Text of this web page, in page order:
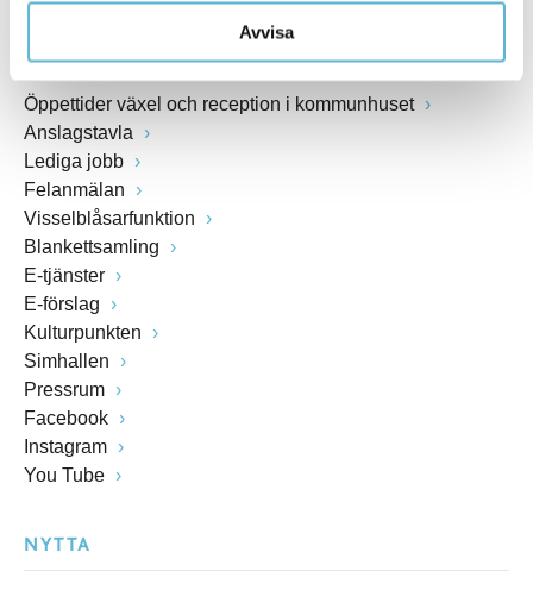
Avvisa
Öppettider växel och reception i kommunhuset
Anslagstavla
Lediga jobb
Felanmälan
Visselblåsarfunktion
Blankettsamling
E-tjänster
E-förslag
Kulturpunkten
Simhallen
Pressrum
Facebook
Instagram
You Tube
NYTTA